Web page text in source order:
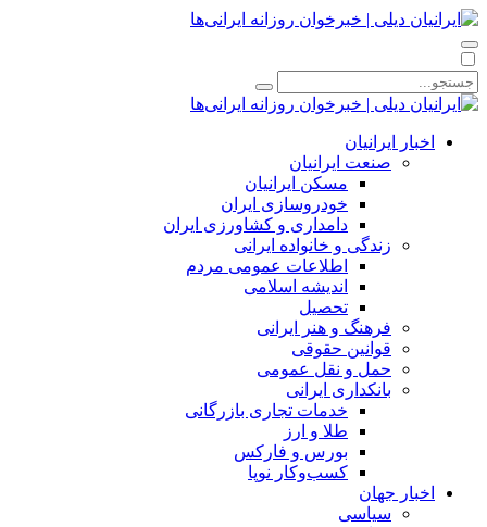
اخبار ایرانیان
صنعت ایرانیان
مسکن ایرانیان
خودروسازی ایران
دامداری و کشاورزی ایران
زندگی و خانواده ایرانی
اطلاعات عمومی مردم
اندیشه اسلامی
تحصیل
فرهنگ و هنر ایرانی
قوانین حقوقی
حمل و نقل عمومی
بانکداری ایرانی
خدمات تجاری بازرگانی
طلا و ارز
بورس و فارکس
کسب‌وکار نوپا
اخبار جهان
سیاسی